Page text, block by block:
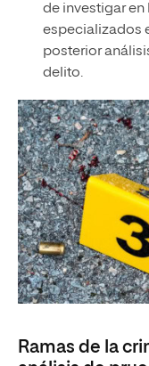
de investigar en
especializados
posterior
delito.
Ramas de la